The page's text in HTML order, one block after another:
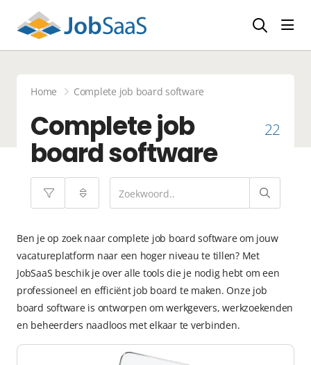
Home Complete job board software
Complete job
board software
22
Ben je op zoek naar complete job board software om jouw
vacatureplatform naar een hoger niveau te tillen? Met
JobSaaS beschik je over alle tools die je nodig hebt om een
professioneel en efficiënt job board te maken. Onze job
board software is ontworpen om werkgevers, werkzoekenden
en beheerders naadloos met elkaar te verbinden.